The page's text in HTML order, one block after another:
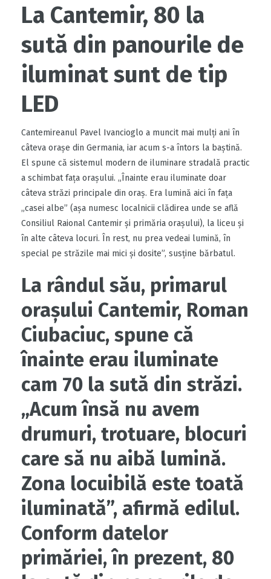
La Cantemir, 80 la
sută din panourile de
iluminat sunt de tip
LED
Cantemireanul Pavel Ivancioglo a muncit mai mulți ani în
câteva orașe din Germania, iar acum s-a întors la baștină.
El spune că sistemul modern de iluminare stradală practic
a schimbat fața orașului. „Înainte erau iluminate doar
câteva străzi principale din oraș. Era lumină aici în fața
„casei albe” (așa numesc localnicii clădirea unde se află
Consiliul Raional Cantemir și primăria orașului), la liceu și
în alte câteva locuri. În rest, nu prea vedeai lumină, în
special pe străzile mai mici și dosite”, susține bărbatul.
La rândul său, primarul
orașului Cantemir, Roman
Ciubaciuc, spune că
înainte erau iluminate
cam 70 la sută din străzi.
„Acum însă nu avem
drumuri, trotuare, blocuri
care să nu aibă lumină.
Zona locuibilă este toată
iluminată”, afirmă edilul.
Conform datelor
primăriei, în prezent, 80